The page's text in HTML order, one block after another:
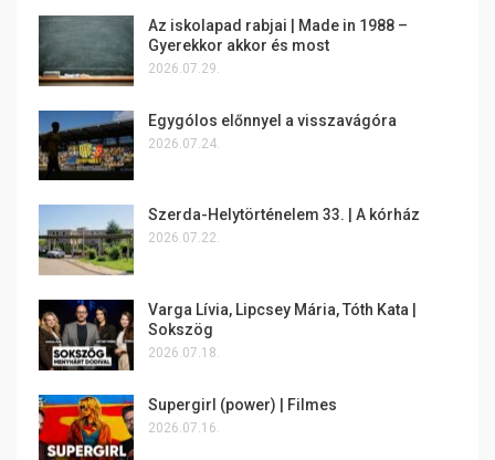
Az iskolapad rabjai | Made in 1988 –
Gyerekkor akkor és most
2026.07.29.
Egygólos előnnyel a visszavágóra
2026.07.24.
Szerda-Helytörténelem 33. | A kórház
2026.07.22.
Varga Lívia, Lipcsey Mária, Tóth Kata |
Sokszög
2026.07.18.
Supergirl (power) | Filmes
2026.07.16.